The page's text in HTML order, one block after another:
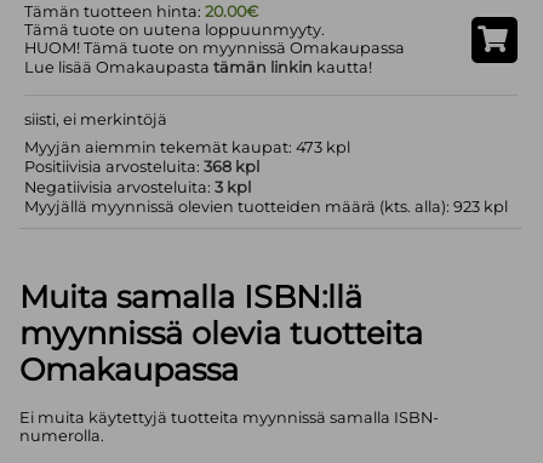
Tämän tuotteen hinta:20.00€
Tämä tuote on uutena loppuunmyyty.
HUOM! Tämä tuote on myynnissä Omakaupassa
Lue lisää Omakaupastatämän linkin kautta!
siisti, ei merkintöjä
Myyjän aiemmin tekemät kaupat: 473 kpl
Positiivisia arvosteluita:368 kpl
Negatiivisia arvosteluita:3 kpl
Myyjällä myynnissä olevien tuotteiden määrä (kts. alla): 923 kpl
Muita samalla ISBN:llä
myynnissä olevia tuotteita
Omakaupassa
Ei muita käytettyjä tuotteita myynnissä samalla ISBN-
numerolla.